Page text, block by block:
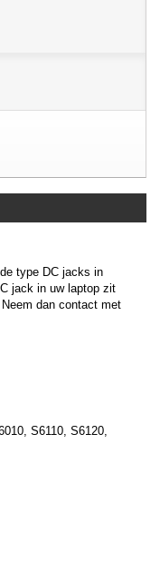
type DC jacks in
jack in uw laptop zit
dan contact met
S6110, S6120,